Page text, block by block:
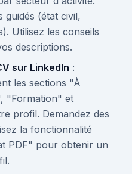
guidés (état civil,
Utilisez les conseils
descriptions.
sur LinkedIn :
les sections "À
"Formation" et
profil. Demandez des
la fonctionnalité
PDF" pour obtenir un